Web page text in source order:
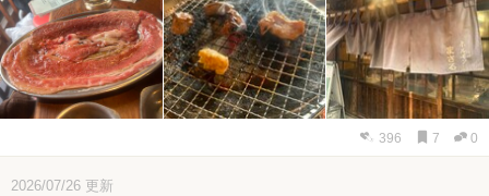
396 7 0
2026/07/26 更新